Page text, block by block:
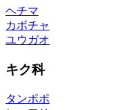
ヘチマ
カボチャ
ユウガオ
キク科
タンポポ